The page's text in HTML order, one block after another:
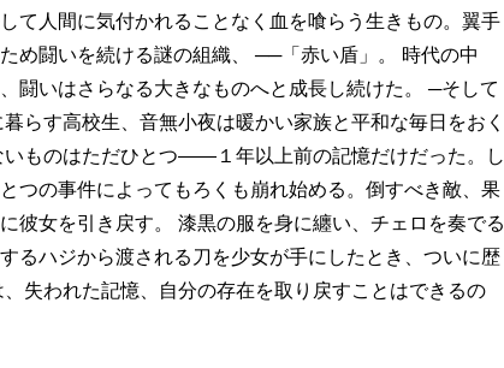
て人間に気付かれることなく血を喰らう生きもの。翼手
め闘いを続ける謎の組織、 ──「赤い盾」。 時代の中
闘いはさらなる大きなものへと成長し続けた。 ─そして
らす高校生、音無小夜は暖かい家族と平和な毎日をおく
いものはただひとつ――１年以上前の記憶だけだった。し
つの事件によってもろくも崩れ始める。倒すべき敵、果
彼女を引き戻す。 漆黒の服を身に纏い、チェロを奏でる
るハジから渡される刀を少女が手にしたとき、ついに歴
失われた記憶、自分の存在を取り戻すことはできるの